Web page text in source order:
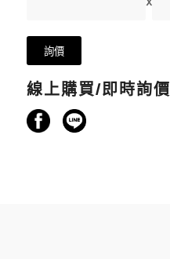
線上購買/即時詢價